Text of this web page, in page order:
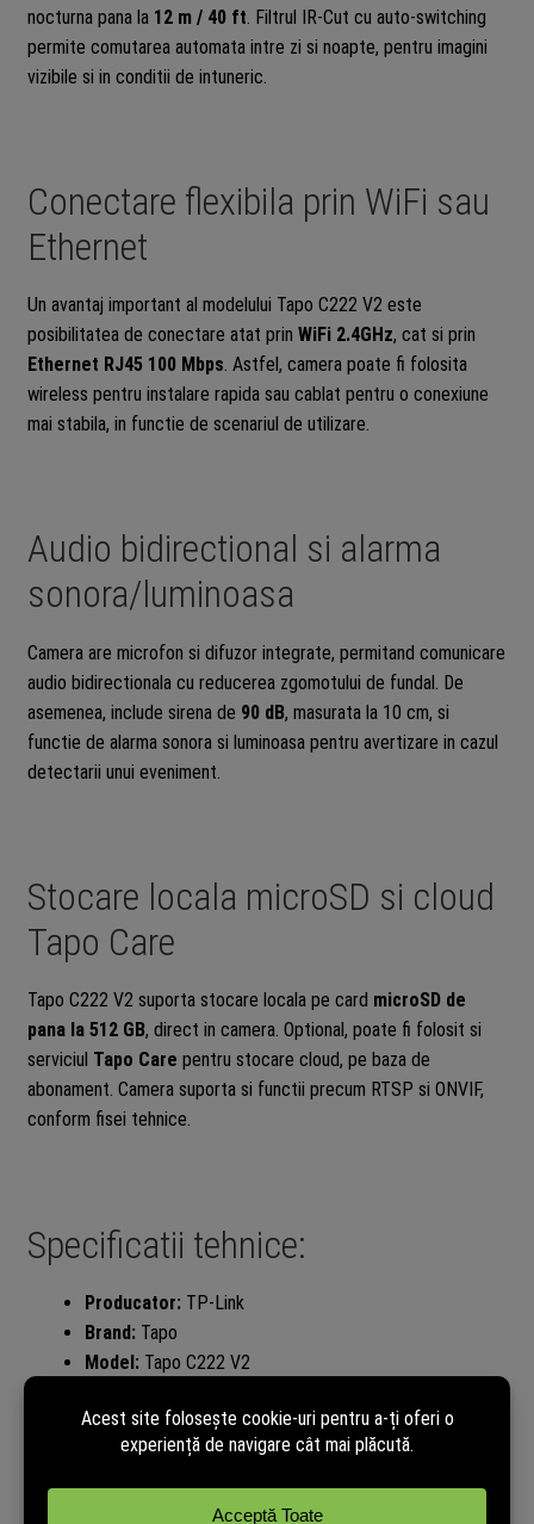
nocturna pana la 12 m / 40 ft . Filtrul IR-Cut cu auto-switching
permite comutarea automata intre zi si noapte, pentru imagini
vizibile si in conditii de intuneric.
Conectare flexibila prin WiFi sau
Ethernet
Un avantaj important al modelului Tapo C222 V2 este
posibilitatea de conectare atat prin WiFi 2.4GHz, cat si prin
Ethernet RJ45 100 Mbps. Astfel, camera poate fi folosita
wireless pentru instalare rapida sau cablat pentru o conexiune
mai stabila, in functie de scenariul de utilizare.
Audio bidirectional si alarma
sonora/luminoasa
Camera are microfon si difuzor integrate, permitand comunicare
audio bidirectionala cu reducerea zgomotului de fundal. De
asemenea, include sirena de 90 dB, masurata la 10 cm, si
functie de alarma sonora si luminoasa pentru avertizare in cazul
detectarii unui eveniment.
Stocare locala microSD si cloud
Tapo Care
Tapo C222 V2 suporta stocare locala pe card microSD de
pana la 512 GB, direct in camera. Optional, poate fi folosit si
serviciul Tapo Care pentru stocare cloud, pe baza de
abonament. Camera suporta si functii precum RTSP si ONVIF,
conform fisei tehnice.
Specificatii tehnice:
Producator:TP-Link
Brand:Tapo
Model:Tapo C222 V2
Pan/Tilt
Utilizare:Interior
Pan/Tilt / box compact